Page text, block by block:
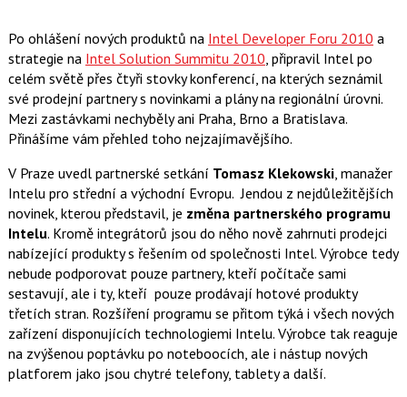
Po ohlášení nových produktů na Intel Developer Foru 2010 a
strategie na Intel Solution Summitu 2010 , připravil Intel po
celém světě přes čtyři stovky konferencí, na kterých seznámil
své prodejní partnery s novinkami a plány na regionální úrovni.
Mezi zastávkami nechyběly ani Praha, Brno a Bratislava.
Přinášíme vám přehled toho nejzajímavějšího.
V Praze uvedl partnerské setkání Tomasz Klekowski, manažer
Intelu pro střední a východní Evropu. Jendou z nejdůležitějších
novinek, kterou představil, je změna partnerského programu
Intelu. Kromě integrátorů jsou do něho nově zahrnuti prodejci
nabízející produkty s řešením od společnosti Intel. Výrobce tedy
nebude podporovat pouze partnery, kteří počítače sami
sestavují, ale i ty, kteří pouze prodávají hotové produkty
třetích stran. Rozšíření programu se přitom týká i všech nových
zařízení disponujících technologiemi Intelu. Výrobce tak reaguje
na zvýšenou poptávku po noteboocích, ale i nástup nových
platforem jako jsou chytré telefony, tablety a další.